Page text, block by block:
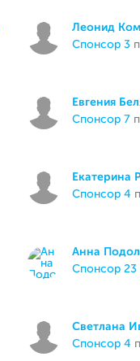
Леонид
спонсор 3
Евгения
спонсор 7
Екатерина
спонсор 4
Анна
спонсор 23
Светлана
спонсор 4